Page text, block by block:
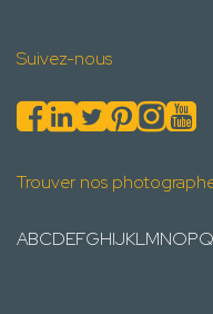
Suivez-nous
Trouver nos
ABCDEFGHIJKLMNOPQ